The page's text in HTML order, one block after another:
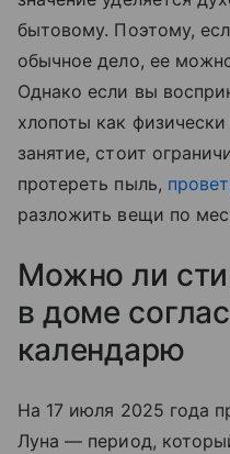
бытовому. Поэтому,
обычное дело, ее
Однако если вы
хлопоты как
занятие, стоит
протереть пыль,
разложить вещи по
Можно ли
в доме
календарю
На 17 июля 2025 года
Луна — период,